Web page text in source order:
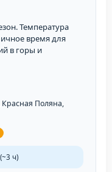
Температура
время для
в горы и
Поляна,
ч)